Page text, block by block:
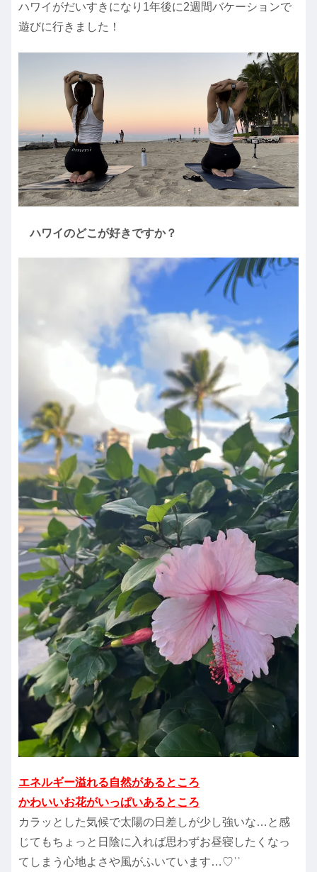
ハワイがだいすきになり1年後に2週間バケーションで
遊びに行きました！
ハワイのどこが好きですか？
エネルギー溢れる自然があるところ
かわいいお花がいっぱいあるところ
カラッとした気候で太陽の日差しが少し強いな…と感
じてもちょっと日陰に入れば思わずお昼寝したくなっ
てしまう心地よさや風がふいています…♡ʾʾ